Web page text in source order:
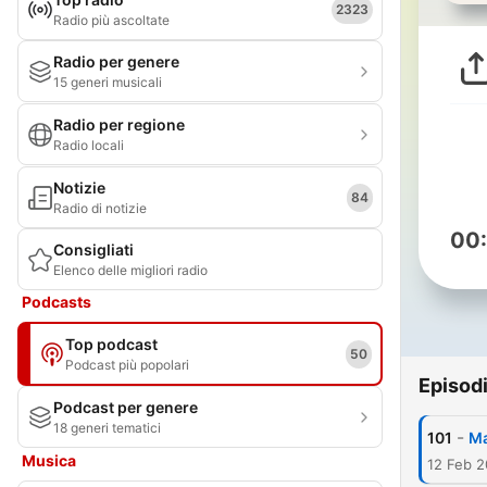
Radio più ascoltate
2323
Radio per genere
15 generi musicali
Radio per regione
Radio locali
Notizie
Radio di notizie
84
Consigliati
Elenco delle migliori radio
Podcasts
Top podcast
Podcast più popolari
50
Podcast per genere
18 generi tematici
Musica
Episodi
101 -
12 Feb